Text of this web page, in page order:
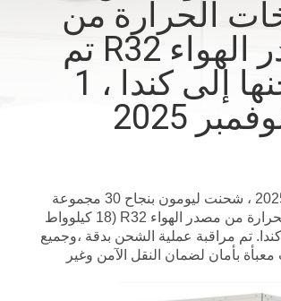
الحرارة من
مصدر الهواء R32 تم
شحنها إلى كندا ، 1
2025
في 1 نوفمبر 2025 ، شحنت ليومون بنجاح 30 مجموعة
من مضخات الحرارة من مصدر الهواء R32 (18 كيلوواط
تم مراقبة عملية الشحن بدقة ،وجميع
معبأة بأمان لضمان النقل الآمن وغير